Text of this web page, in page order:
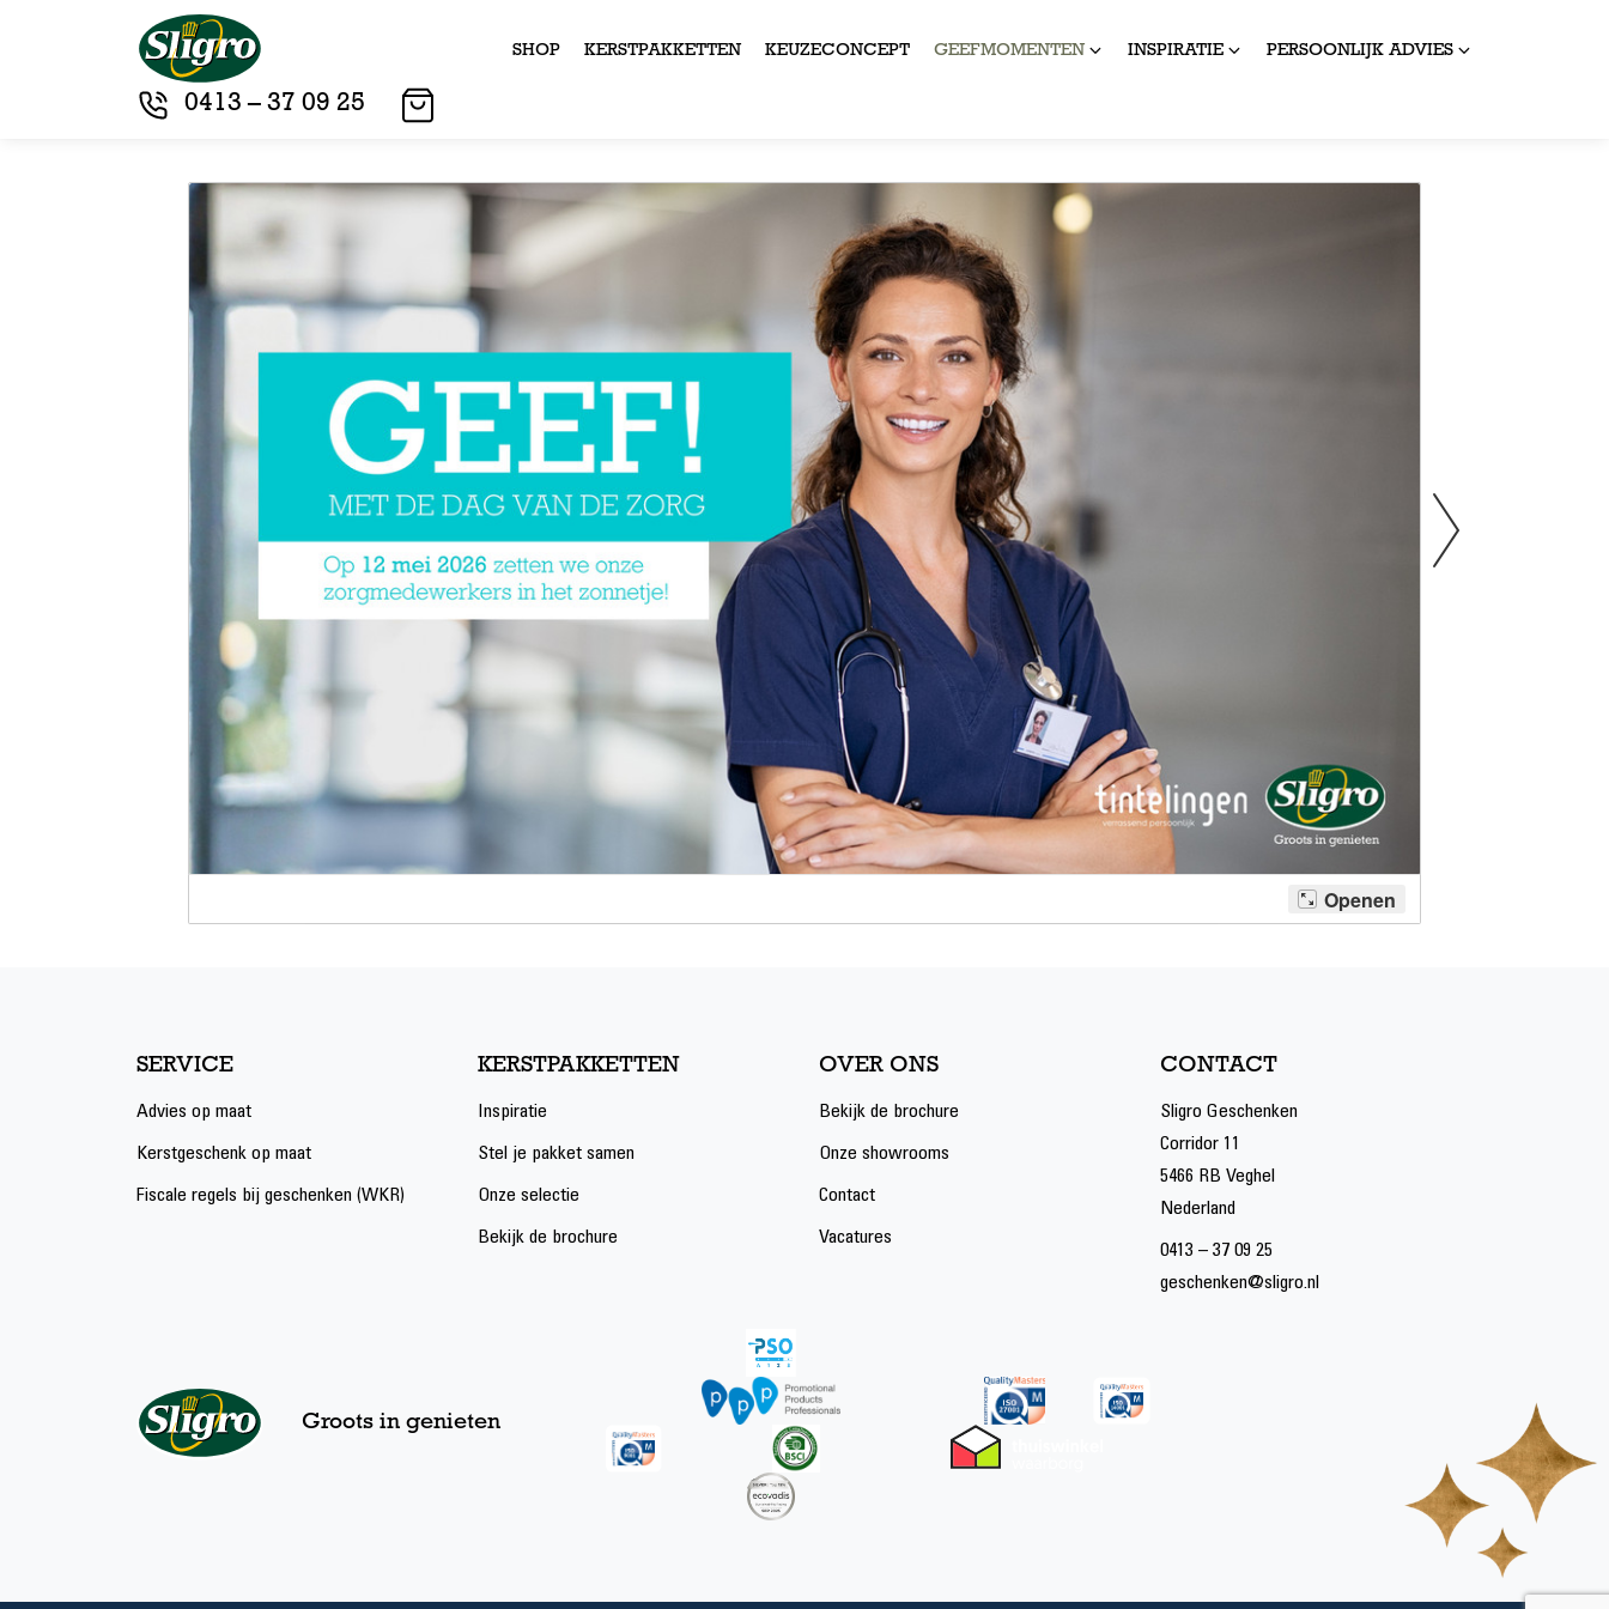
SHOP KERSTPAKKETTEN KEUZECONCEPT GEEFMOMENTEN INSPIRATIE PERSOONLIJK ADVIES
0413 – 37 09 25
SERVICE
Advies op maat
Kerstgeschenk op maat
Fiscale regels bij geschenken (WKR)
KERSTPAKKETTEN
Inspiratie
Stel je pakket samen
Onze selectie
Bekijk de brochure
OVER ONS
Bekijk de brochure
Onze showrooms
Contact
Vacatures
CONTACT
Sligro Geschenken
Corridor 11
5466 RB Veghel
Nederland
0413 – 37 09 25
geschenken@sligro.nl
Groots in genieten